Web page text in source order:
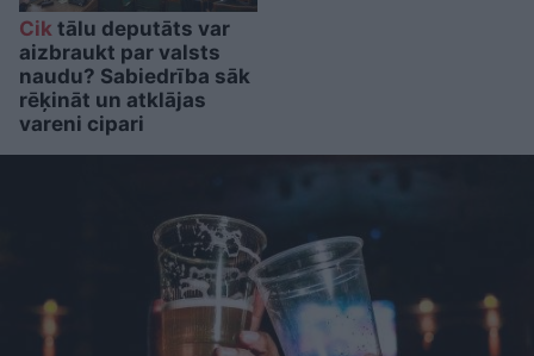
Cik tālu deputāts var
aizbraukt par valsts
naudu? Sabiedrība sāk
rēķināt un atklājas
vareni cipari